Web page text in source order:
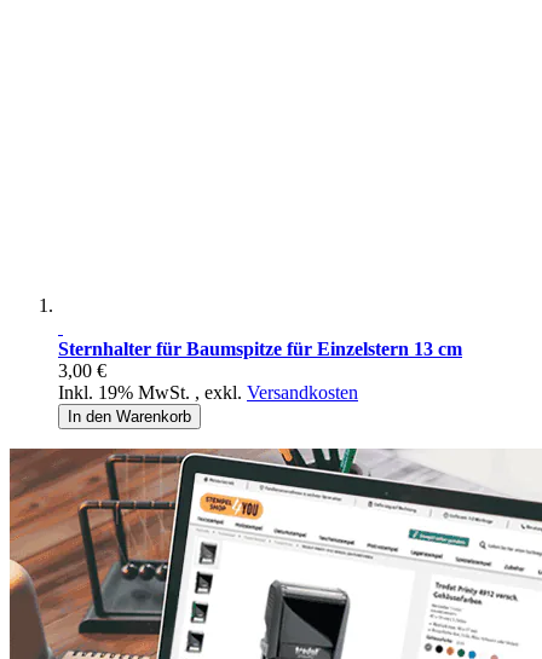
Sternhalter für Baumspitze für Einzelstern 13 cm
3,00 €
Inkl. 19% MwSt. , exkl. Versandkosten
In den Warenkorb